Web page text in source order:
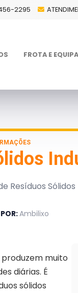
2295
FROTA E
Resíduos
Ambilixo
muito
diárias. É
sólidos